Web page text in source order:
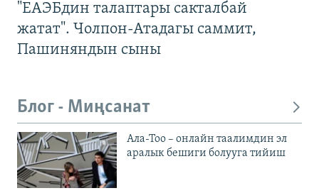
"ЕАЭБдин талаптары сакталбай
жатат". Чолпон-Атадагы саммит,
Пашиняндын сыны
Блог - Миңсанат
Ала-Тоо – онлайн таалимдин эл
аралык бешиги болууга тийиш